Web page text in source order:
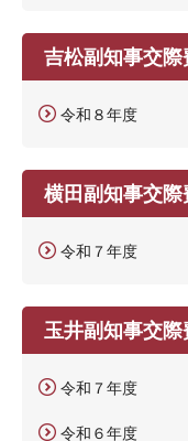
吉松副知事交際
令和８年度
横田副知事交際
令和７年度
玉井副知事交際
令和７年度
令和６年度